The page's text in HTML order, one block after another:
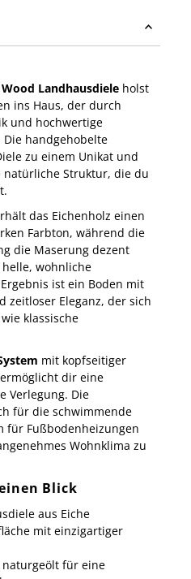
Landhausdiele holst
ins Haus, der durch
und hochwertige
handgehobelte
zu einem Unikat und
Struktur, die du
das Eichenholz einen
Farbton, während die
die Maserung dezent
wohnliche
ist ein Boden mit
zeitloser Eleganz, der sich
klassische
mit kopfseitiger
dir eine
Verlegung. Die
für die schwimmende
für Fußbodenheizungen
Wohnklima zu
Blick
aus Eiche
mit einzigartiger
für eine